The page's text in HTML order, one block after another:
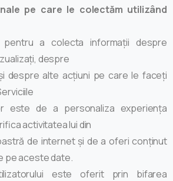
pe care le colectăm utilizând
pentru a colecta informații despre
despre
despre alte acțiuni pe care le faceți
este de a personaliza experiența
activitatea lui din
de internet și de a oferi conținut
pe aceste date.
este oferit prin bifarea